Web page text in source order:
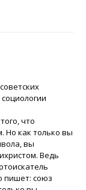
что
Но как только вы
вы
Ведь
пишет: союз